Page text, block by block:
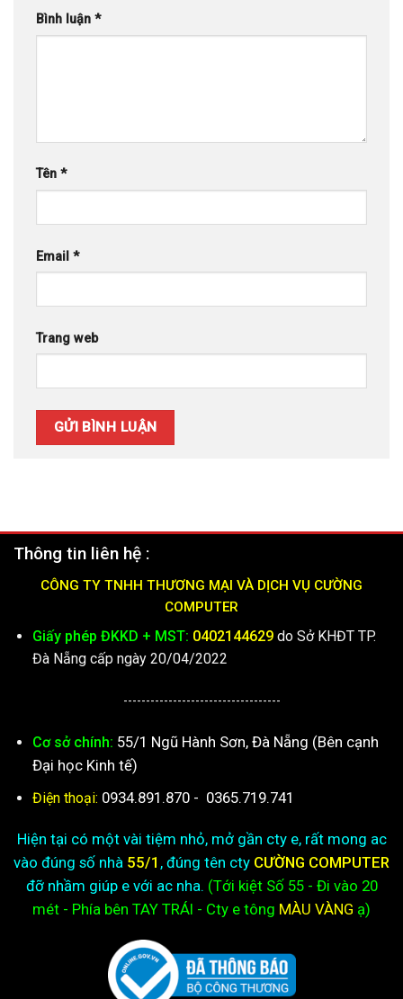
Bình luận *
Tên *
Email *
Trang web
Thông tin liên hệ :
CÔNG TY TNHH THƯƠNG MẠI VÀ DỊCH VỤ CƯỜNG
COMPUTER
Giấy phép ĐKKD + MST: 0402144629do Sở KHĐT TP.
Đà Nẵng cấp ngày 20/04/2022
-----------------------------------
Cơ sở chính: 55/1 Ngũ Hành Sơn, Đà Nẵng (Bên cạnh
Đại học Kinh tế)
Điện thoại: 0934.891.870 - 0365.719.741
Hiện tại có một vài tiệm nhỏ, mở gần cty e, rất mong ac
vào đúng số nhà 55/1 , đúng tên cty CƯỜNG COMPUTER
đỡ nhầm giúp e với ac nha. (Tới kiệtSố 55 - Đi vào 20
mét - Phía bên TAY TRÁI - Cty e tông MÀU VÀNG ạ)